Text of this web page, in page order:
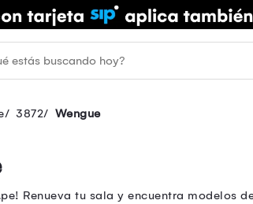
3872 Wengue
Renueva tu sala y encuentra modelos